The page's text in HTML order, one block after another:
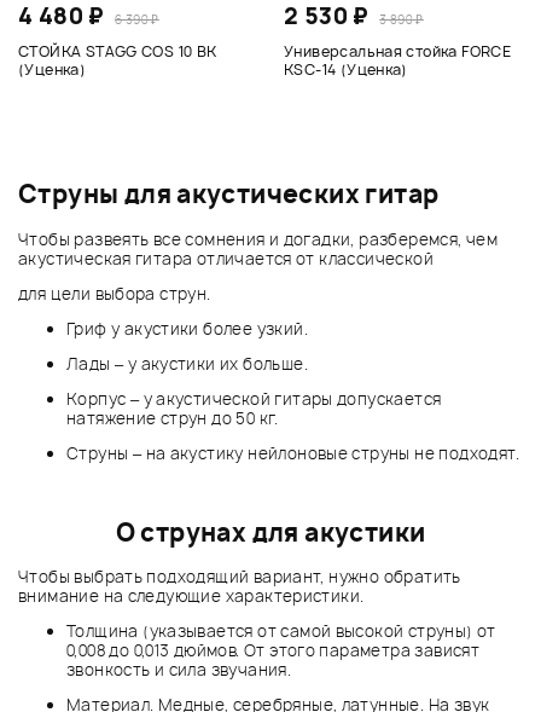
4 480 ₽ 6 390 ₽
СТОЙКА STAGG COS 10 BK
(Уценка)
2 530 ₽ 3 890 ₽
Универсальная стойка FORCE
KSC-14 (Уценка)
Струны для акустических гитар
Чтобы развеять все сомнения и догадки, разберемся, чем
акустическая гитара отличается от классической
для цели выбора струн.
Гриф у акустики более узкий.
Лады – у акустики их больше.
Корпус – у акустической гитары допускается
натяжение струн до 50 кг.
Струны – на акустику нейлоновые струны не подходят.
О струнах для акустики
Чтобы выбрать подходящий вариант, нужно обратить
внимание на следующие характеристики.
Толщина (указывается от самой высокой струны) от
0,008 до 0,013 дюймов. От этого параметра зависят
звонкость и сила звучания.
Материал. Медные, серебряные, латунные. На звук